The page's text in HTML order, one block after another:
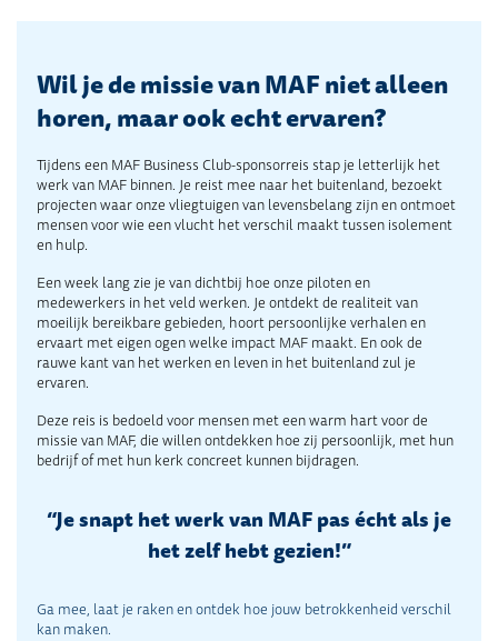
Wil je de missie van MAF niet alleen
horen, maar ook echt ervaren?
Tijdens een MAF Business Club-sponsorreis stap je letterlijk het
werk van MAF binnen. Je reist mee naar het buitenland, bezoekt
projecten waar onze vliegtuigen van levensbelang zijn en ontmoet
mensen voor wie een vlucht het verschil maakt tussen isolement
en hulp.
Een week lang zie je van dichtbij hoe onze piloten en
medewerkers in het veld werken. Je ontdekt de realiteit van
moeilijk bereikbare gebieden, hoort persoonlijke verhalen en
ervaart met eigen ogen welke impact MAF maakt. En ook de
rauwe kant van het werken en leven in het buitenland zul je
ervaren.
Deze reis is bedoeld voor mensen met een warm hart voor de
missie van MAF, die willen ontdekken hoe zij persoonlijk, met hun
bedrijf of met hun kerk concreet kunnen bijdragen.
“Je snapt het werk van MAF pas écht als je
het zelf hebt gezien!”
Ga mee, laat je raken en ontdek hoe jouw betrokkenheid verschil
kan maken.